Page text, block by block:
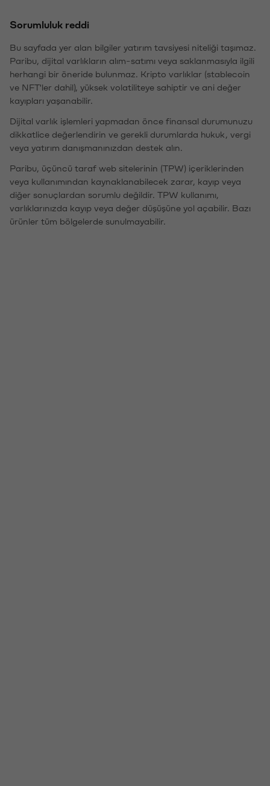
Sorumluluk reddi
Bu sayfada yer alan bilgiler yatırım tavsiyesi niteliği taşımaz.
Paribu, dijital varlıkların alım-satımı veya saklanmasıyla ilgili
herhangi bir öneride bulunmaz. Kripto varlıklar (stablecoin
ve NFT'ler dahil), yüksek volatiliteye sahiptir ve ani değer
kayıpları yaşanabilir.
Dijital varlık işlemleri yapmadan önce finansal durumunuzu
dikkatlice değerlendirin ve gerekli durumlarda hukuk, vergi
veya yatırım danışmanınızdan destek alın.
Paribu, üçüncü taraf web sitelerinin (TPW) içeriklerinden
veya kullanımından kaynaklanabilecek zarar, kayıp veya
diğer sonuçlardan sorumlu değildir. TPW kullanımı,
varlıklarınızda kayıp veya değer düşüşüne yol açabilir. Bazı
ürünler tüm bölgelerde sunulmayabilir.